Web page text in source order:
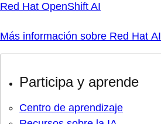
Red Hat OpenShift AI
Más información sobre Red Hat AI
Participa y aprende
Centro de aprendizaje